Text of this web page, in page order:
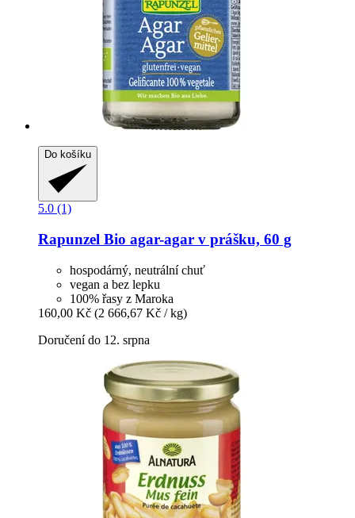
Do košíku
5.0 (1)
Rapunzel Bio agar-​agar v prášku, 60 g
hospodárný, neutrální chuť
vegan a bez lepku
100% řasy z Maroka
160,00 Kč (2 666,67 Kč / kg)
Doručení do 12. srpna